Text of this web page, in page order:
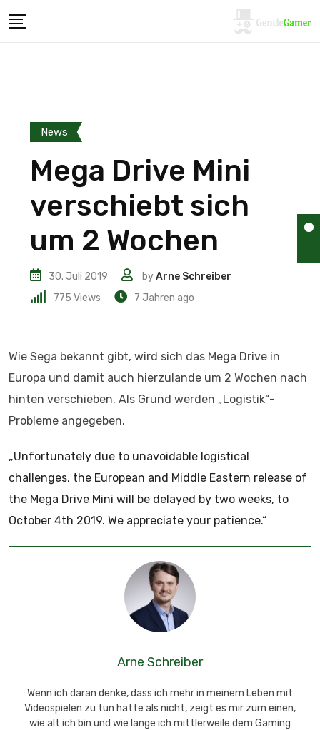
News
Mega Drive Mini
verschiebt sich
um 2 Wochen
30. Juli 2019 byArne Schreiber
775 Views 7 Jahren ago
Wie Sega bekannt gibt, wird sich das Mega Drive in
Europa und damit auch hierzulande um 2 Wochen nach
hinten verschieben. Als Grund werden „Logistik“-
Probleme angegeben.
„Unfortunately due to unavoidable logistical
challenges, the European and Middle Eastern release of
the Mega Drive Mini will be delayed by two weeks, to
October 4th 2019. We appreciate your patience.“
Arne Schreiber
Wenn ich daran denke, dass ich mehr in meinem Leben mit
Videospielen zu tun hatte als nicht, zeigt es mir zum einen,
wie alt ich bin und wie lange ich mittlerweile dem Gaming